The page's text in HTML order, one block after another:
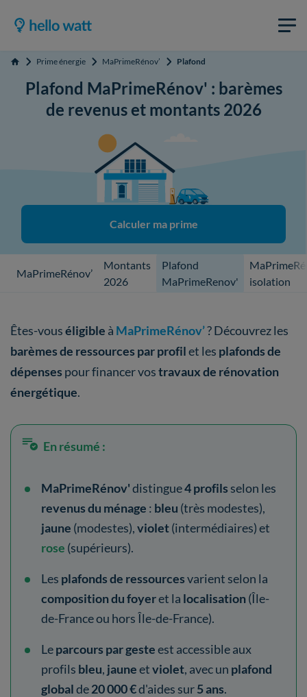
Accueil Prime énergie MaPrimeRénov’ Plafond
Plafond MaPrimeRénov' : barèmes
de revenus et montants 2026
Calculer ma prime
MaPrimeRénov’
Montants
2026
Plafond
MaPrimeRenov'
isolation
Êtes-vouséligible à MaPrimeRénov’? Découvrez les
barèmes de ressources par profilet les plafonds de
dépenses pour financer vostravaux de rénovation
énergétique.
En résumé :
MaPrimeRénov'distingue4 profils selon les
revenus du ménage : bleu (très modestes),
jaune (modestes),violet(intermédiaires) et
rose (supérieurs).
Les plafonds de ressourcesvarient selon la
composition du foyeret la localisation(Île-
de-France ou hors Île-de-France).
Leparcours par gesteest accessible aux
profils bleu, jauneetviolet, avec un plafond
globalde20 000 €d'aides sur5 ans.